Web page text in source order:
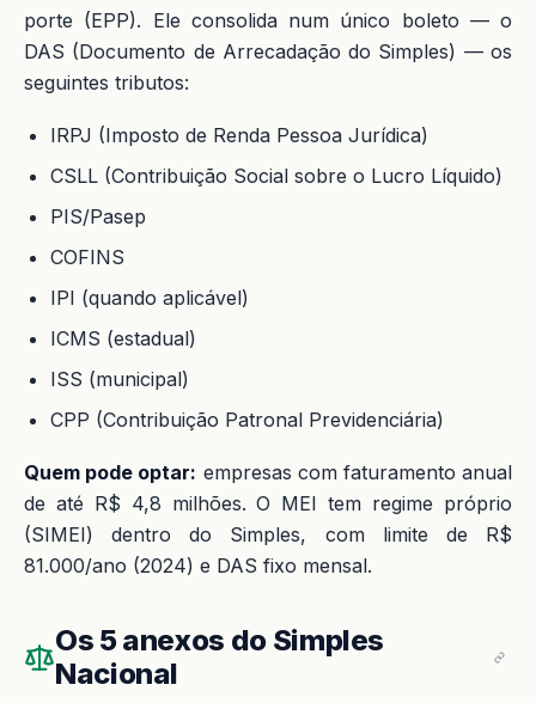
porte (EPP). Ele consolida num único boleto — o
DAS (Documento de Arrecadação do Simples) — os
seguintes tributos:
IRPJ (Imposto de Renda Pessoa Jurídica)
CSLL (Contribuição Social sobre o Lucro Líquido)
PIS/Pasep
COFINS
IPI (quando aplicável)
ICMS (estadual)
ISS (municipal)
CPP (Contribuição Patronal Previdenciária)
Quem pode optar: empresas com faturamento anual
de até R$ 4,8 milhões. O MEI tem regime próprio
(SIMEI) dentro do Simples, com limite de R$
81.000/ano (2024) e DAS fixo mensal.
Os 5 anexos do Simples
Nacional